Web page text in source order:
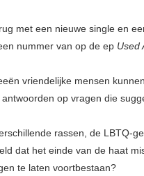
met een nieuwe single en
nummer van op de ep Used
vriendelijke mensen kunnen
op vragen die
rassen, de LBTQ-
dat het einde van de haat
te laten voortbestaan?